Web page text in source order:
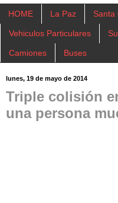
HOME La Paz Santa
Vehiculos Particulares
Camiones Buses
lunes, 19 de mayo de 2014
Triple colisión
una persona